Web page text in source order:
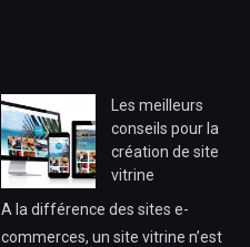
Les meilleurs
conseils pour la
création de site
vitrine
A la différence des sites e-
commerces, un site vitrine n’est